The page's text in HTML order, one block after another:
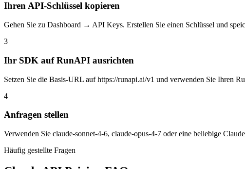
Ihren API-Schlüssel kopieren
Gehen Sie zu Dashboard → API Keys. Erstellen Sie einen Schlüssel und
3
Ihr SDK auf RunAPI ausrichten
Setzen Sie die Basis-URL auf https://runapi.ai/v1 und verwenden Sie
4
Anfragen stellen
Verwenden Sie claude-sonnet-4-6, claude-opus-4-7 oder eine beliebige
Häufig gestellte Fragen